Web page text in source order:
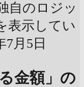
自のロジッ
表示してい
7月5日
金額」の